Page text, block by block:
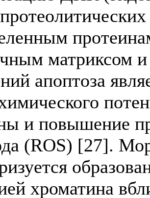
матриксом
апоптоза
и повышение
(ROS) [27].
хроматина